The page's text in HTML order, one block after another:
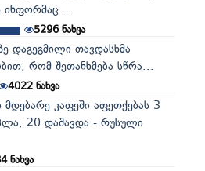
ინფორმაც...
5296ნახვა
დაგეგმილი თავდასხმა
რომ შეთანხმება სწრა...
4022ნახვა
მდებარე კაფეში აფეთქებას 3
20 დაშავდა - რუსული
ნახვა